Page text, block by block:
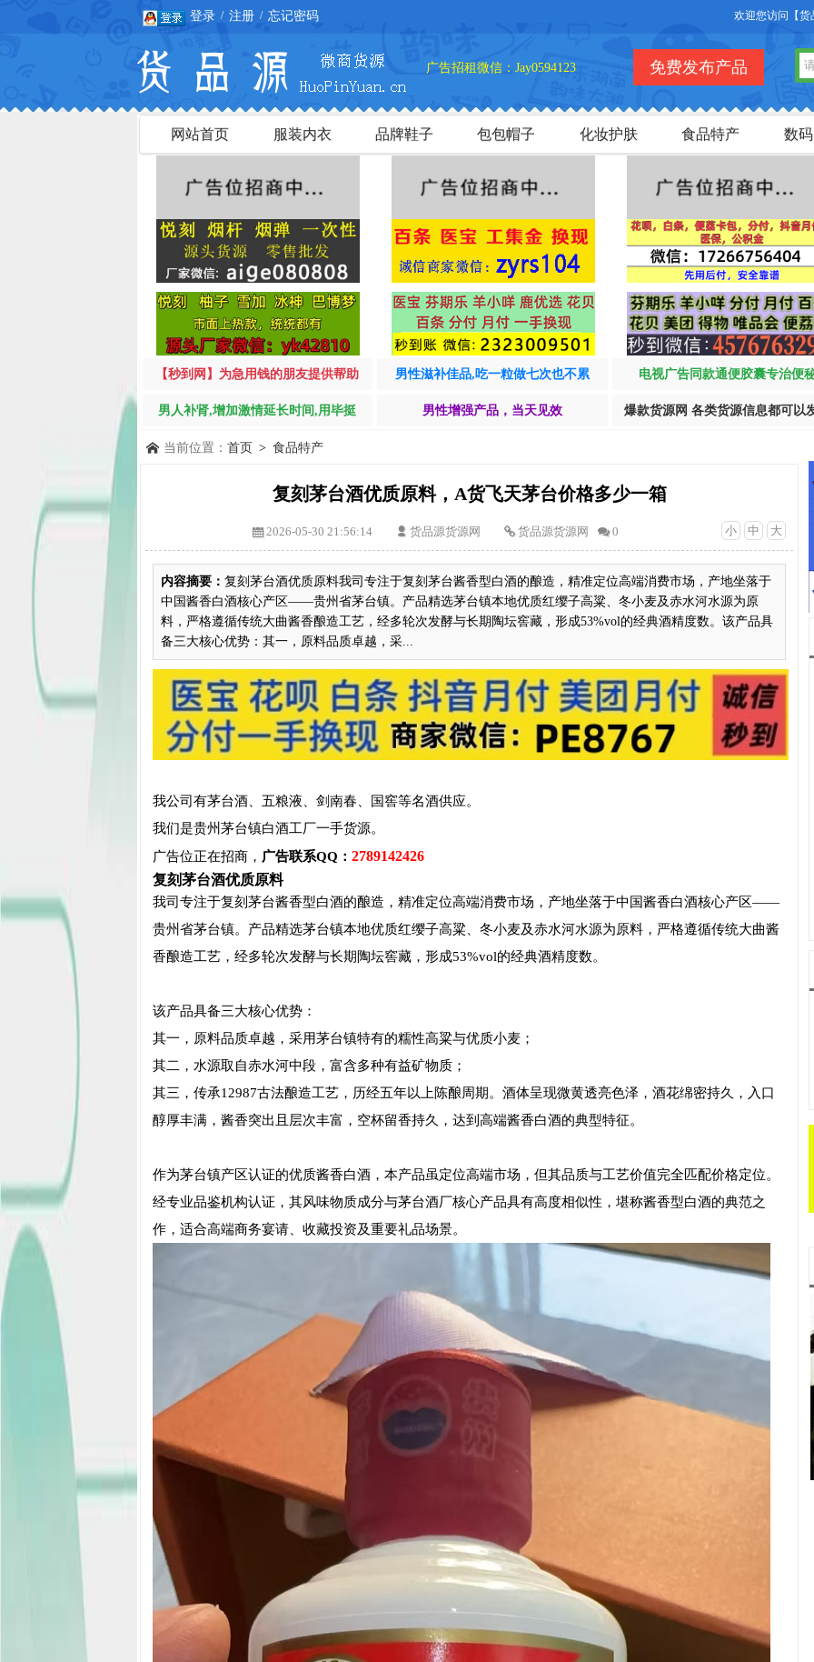
登录 / 注册 / 忘记密码 欢迎您访问【货品源】
广告招租微信：Jay0594123 免费发布产品
网站首页 服装内衣 品牌鞋子 包包帽子 化妆护肤 食品特产 数
【秒到网】为急用钱的朋友提供帮助 男性滋补佳品,吃一粒做七次也不累 电视广告同款通便胶囊专治便
男人补肾,增加激情延长时间,用毕挺 男性增强产品，当天见效 爆款货源网 各类货源信息都可以
当前位置： 首页 > 食品特产
复刻茅台酒优质原料，A货飞天茅台价格多少一箱
小 中 大
2026-05-30 21:56:14 货品源货源网 货品源货源网 0
内容摘要： 复刻茅台酒优质原料我司专注于复刻茅台酱香型白酒的酿造，精准定位高端消费市场，产地坐落于
中国酱香白酒核心产区——贵州省茅台镇。产品精选茅台镇本地优质红缨子高粱、冬小麦及赤水河水源为原
料，严格遵循传统大曲酱香酿造工艺，经多轮次发酵与长期陶坛窖藏，形成53%vol的经典酒精度数。该产品具
备三大核心优势：其一，原料品质卓越，采...
我公司有茅台酒、五粮液、剑南春、国窖等名酒供应。
我们是贵州茅台镇白酒工厂一手货源。
广告位正在招商， 广告联系QQ： 2789142426
复刻茅台酒优质原料
我司专注于复刻茅台酱香型白酒的酿造，精准定位高端消费市场，产地坐落于中国酱香白酒核心产区——
贵州省茅台镇。产品精选茅台镇本地优质红缨子高粱、冬小麦及赤水河水源为原料，严格遵循传统大曲酱
香酿造工艺，经多轮次发酵与长期陶坛窖藏，形成53%vol的经典酒精度数。
该产品具备三大核心优势：
其一，原料品质卓越，采用茅台镇特有的糯性高粱与优质小麦；
其二，水源取自赤水河中段，富含多种有益矿物质；
其三，传承12987古法酿造工艺，历经五年以上陈酿周期。酒体呈现微黄透亮色泽，酒花绵密持久，入口
醇厚丰满，酱香突出且层次丰富，空杯留香持久，达到高端酱香白酒的典型特征。
作为茅台镇产区认证的优质酱香白酒，本产品虽定位高端市场，但其品质与工艺价值完全匹配价格定位。
经专业品鉴机构认证，其风味物质成分与茅台酒厂核心产品具有高度相似性，堪称酱香型白酒的典范之
作，适合高端商务宴请、收藏投资及重要礼品场景。